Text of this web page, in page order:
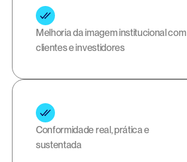
Melhoria da imagem institucional com
clientes e investidores
Conformidade real, prática e
sustentada